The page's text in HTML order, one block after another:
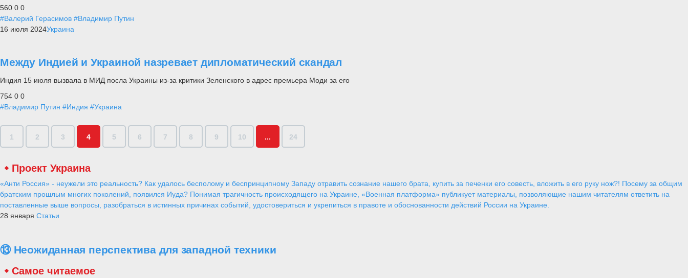
560 0 0
#Валерий Герасимов #Владимир Путин
16 июля 2024Украина
Между Индией и Украиной назревает дипломатический скандал
Индия 15 июля вызвала в МИД посла Украины из-за критики Зеленского в адрес премьера Моди за его
754 0 0
#Владимир Путин #Индия #Украина
1 2 3 4 5 6 7 8 9 10 ... 24
Проект Украина
«Анти Россия» - неужели это реальность? Как удалось бесполому и беспринципному Западу отравить сознание нашего брата, купить за печенки его совесть, вложить в его руку нож?! Посему за общим
братским прошлым многих поколений, появился Иуда? Понимая трагичность происходящего на Украине, «Военная платформа» публикует материалы, позволяющие нашим читателям ответить на
поставленные выше вопросы, разобраться в истинных причинах событий, удостовериться и укрепиться в правоте и обоснованности действий России на Украине.
28 января Статьи
⑬ Неожиданная перспектива для западной техники
Самое читаемое